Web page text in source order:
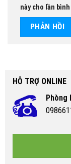
này cho lần
HỖ TRỢ ONLINE
Phòng